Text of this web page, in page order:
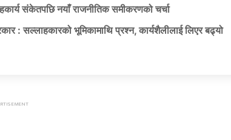
संकेतपछि नयाँ राजनीतिक समीकरणको चर्चा
: सल्लाहकारको भूमिकामाथि प्रश्न, कार्यशैलीलाई लिएर बढ्यो